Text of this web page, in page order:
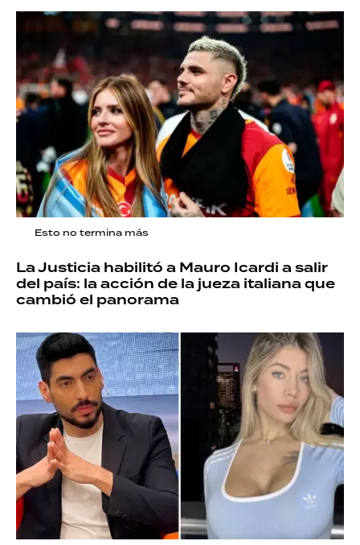
Esto no termina más
La Justicia habilitó a Mauro Icardi a salir
del país: la acción de la jueza italiana que
cambió el panorama